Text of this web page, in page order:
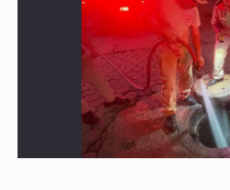
Descartan riesgo tras
colonias de Tlaquepaque